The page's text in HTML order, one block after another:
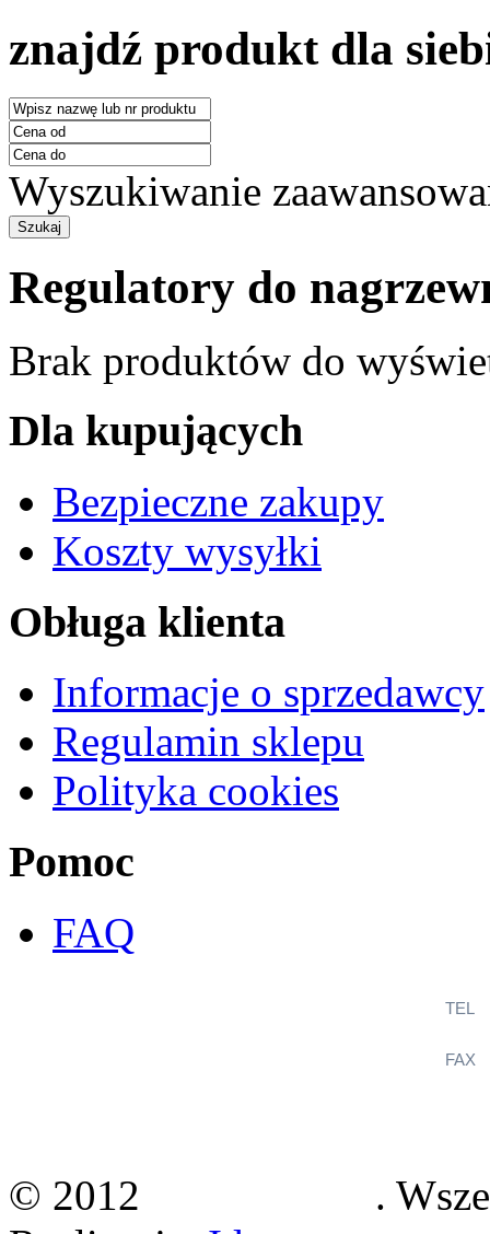
znajdź produkt dla
Wyszukiwanie
Regulatory do
Brak produktów do
Dla kupujących
Bezpieczne zakupy
Koszty wysyłki
Obługa klienta
Informacje o sprzedawcy
Regulamin sklepu
Polityka cookies
Pomoc
FAQ
TEL
FAX
© 2012
.